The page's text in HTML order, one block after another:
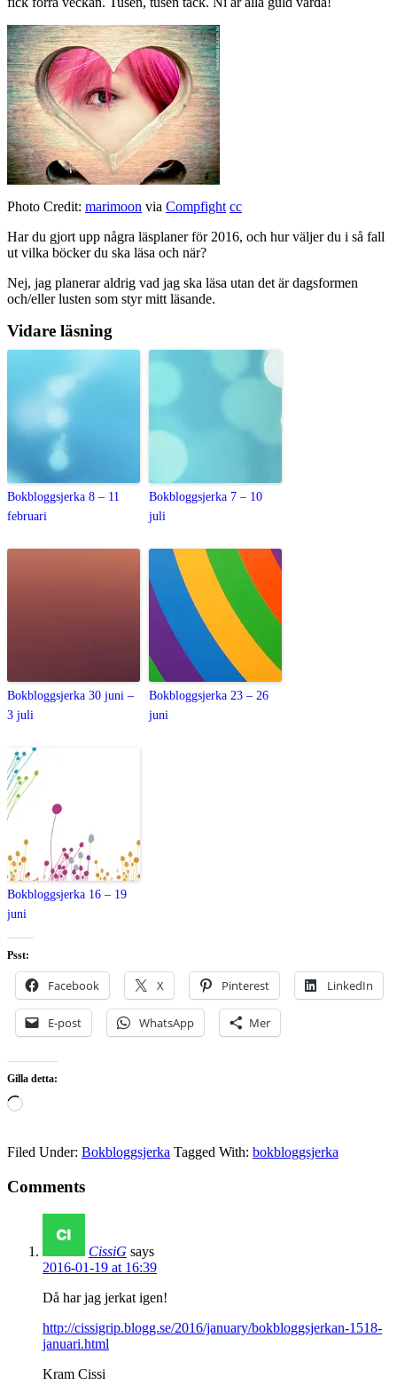
Photo Credit: marimoon via Compfight cc
Har du gjort upp några läsplaner för 2016, och hur väljer du i så fall
ut vilka böcker du ska läsa och när?
Nej, jag planerar aldrig vad jag ska läsa utan det är dagsformen
och/eller lusten som styr mitt läsande.
Vidare läsning
Bokbloggsjerka 8 – 11
februari
Bokbloggsjerka 7 – 10
juli
Bokbloggsjerka 30 juni –
3 juli
Bokbloggsjerka 23 – 26
juni
Bokbloggsjerka 16 – 19
juni
Psst:
Facebook X Pinterest LinkedIn
E-post WhatsApp Mer
Gilla detta:
Laddar
Filed Under: Bokbloggsjerka Tagged With: bokbloggsjerka
Comments
CissiG says
2016-01-19 at 16:39
Då har jag jerkat igen!
http://cissigrip.blogg.se/2016/january/bokbloggsjerkan-1518-
januari.html
Kram Cissi